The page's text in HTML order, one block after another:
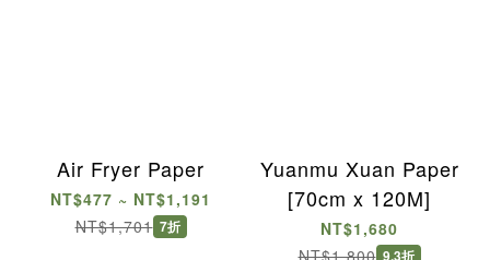
Air Fryer Paper
NT$477 ~ NT$1,191
NT$1,701 7折
Yuanmu Xuan Paper
[70cm x 120M]
NT$1,680
9.3折